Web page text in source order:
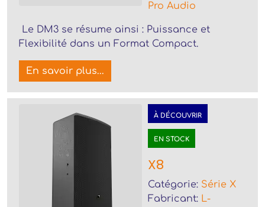
Pro Audio
Le DM3 se résume ainsi : Puissance et
Flexibilité dans un Format Compact.
En savoir plus...
À DÉCOUVRIR
EN STOCK
X8
Catégorie: Série X
Fabricant: L-